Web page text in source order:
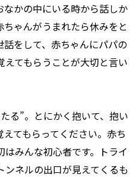
かの中にいる時から話しか
ゃんがうまれたら休みをと
をして、赤ちゃんにパパの
てもらうことが大切と言い
る”。とにかく抱いて、抱い
てもらってください。赤ち
みんな初心者です。トライ
ンネルの出口が見えてくるも